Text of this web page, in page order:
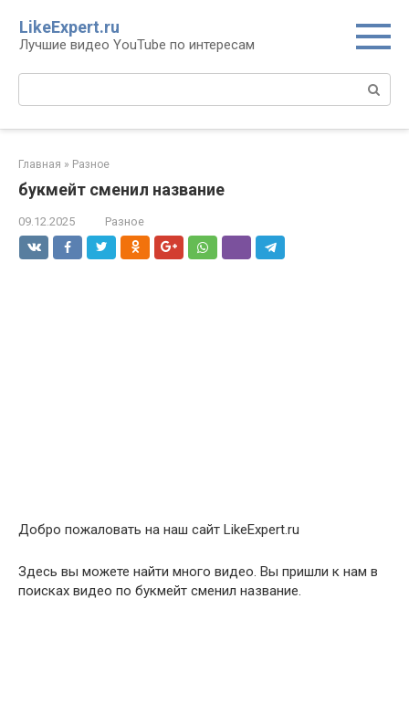
контенту
LikeExpert.ru
Лучшие видео YouTube по интересам
Главная » Разное
букмейт сменил название
09.12.2025 Разное
Добро пожаловать на наш сайт LikeExpert.ru
Здесь вы можете найти много видео. Вы пришли к нам в
поисках видео по букмейт сменил название.